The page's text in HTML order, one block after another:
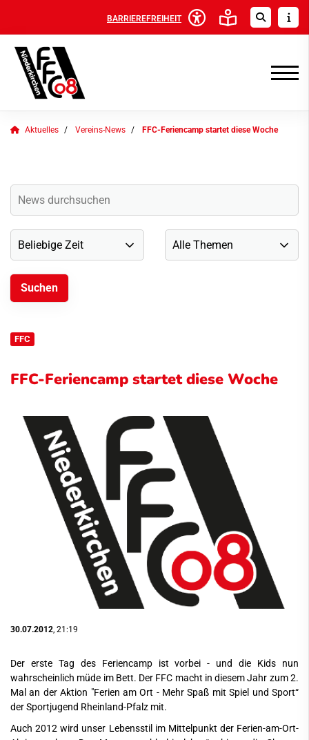
BARRIEREFREIHEIT
Aktuelles Vereins-News FFC-Feriencamp startet diese Woche
FFC
FFC-Feriencamp startet diese Woche
30.07.2012 , 21:19
Der erste Tag des Feriencamp ist vorbei - und die Kids nun
wahrscheinlich müde im Bett. Der FFC macht in diesem Jahr zum 2.
Mal an der Aktion "Ferien am Ort - Mehr Spaß mit Spiel und Sport“
der Sportjugend Rheinland-Pfalz mit.
Auch 2012 wird unser Lebensstil im Mittelpunkt der Ferien-am-Ort-